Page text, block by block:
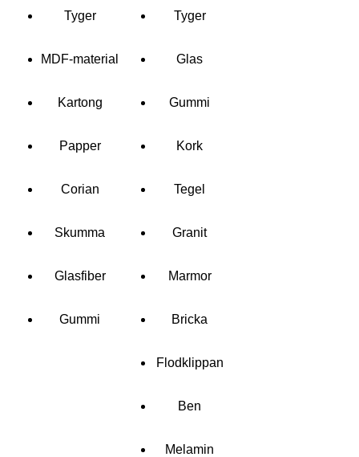
Tyger Tyger
MDF-material Glas
Kartong Gummi
Papper Kork
Corian Tegel
Skumma Granit
Glasfiber Marmor
Gummi Bricka
Flodklippan
Ben
Melamin